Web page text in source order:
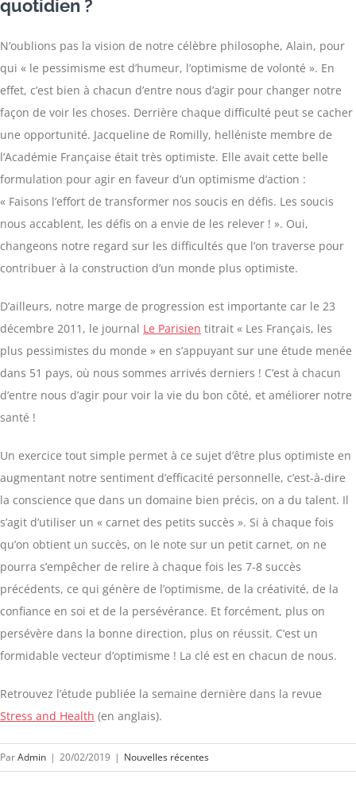
quotidien ?
N’oublions pas la vision de notre célèbre philosophe, Alain, pour
qui « le pessimisme est d’humeur, l’optimisme de volonté ». En
effet, c’est bien à chacun d’entre nous d’agir pour changer notre
façon de voir les choses. Derrière chaque difficulté peut se cacher
une opportunité. Jacqueline de Romilly, helléniste membre de
l’Académie Française était très optimiste. Elle avait cette belle
formulation pour agir en faveur d’un optimisme d’action :
« Faisons l’effort de transformer nos soucis en défis. Les soucis
nous accablent, les défis on a envie de les relever ! ». Oui,
changeons notre regard sur les difficultés que l’on traverse pour
contribuer à la construction d’un monde plus optimiste.
D’ailleurs, notre marge de progression est importante car le 23
décembre 2011, le journal Le Parisien titrait « Les Français, les
plus pessimistes du monde » en s’appuyant sur une étude menée
dans 51 pays, où nous sommes arrivés derniers ! C’est à chacun
d’entre nous d’agir pour voir la vie du bon côté, et améliorer notre
santé !
Un exercice tout simple permet à ce sujet d’être plus optimiste en
augmentant notre sentiment d’efficacité personnelle, c’est-à-dire
la conscience que dans un domaine bien précis, on a du talent. Il
s’agit d’utiliser un « carnet des petits succès ». Si à chaque fois
qu’on obtient un succès, on le note sur un petit carnet, on ne
pourra s’empêcher de relire à chaque fois les 7-8 succès
précédents, ce qui génère de l’optimisme, de la créativité, de la
confiance en soi et de la persévérance. Et forcément, plus on
persévère dans la bonne direction, plus on réussit. C’est un
formidable vecteur d’optimisme ! La clé est en chacun de nous.
Retrouvez l’étude publiée la semaine dernière dans la revue
Stress and Health (en anglais).
ParAdmin | 20/02/2019 | Nouvelles récentes